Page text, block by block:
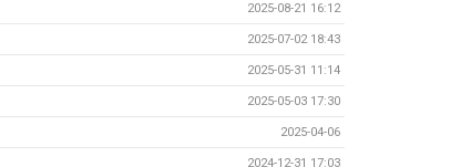
2025-08-21 16:12
2025-07-02 18:43
2025-05-31 11:14
2025-05-03 17:30
2025-04-06
2024-12-31 17:03